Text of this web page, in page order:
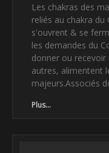
Les chakras des
reliés au chakra
s'ouvrent & se
les demandes du
donner ou recevoir
autres, alimentent
majeurs.Associés
Plus...